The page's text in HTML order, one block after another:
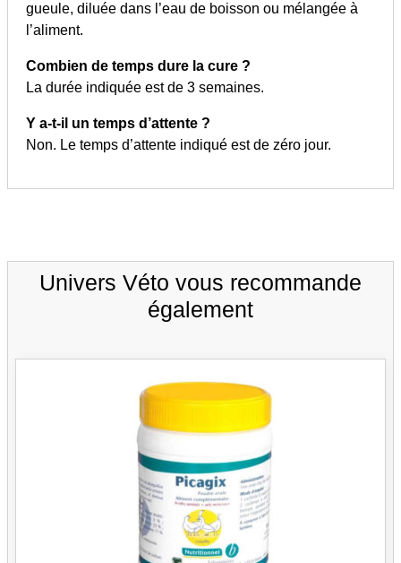
gueule, diluée dans l’eau de boisson ou mélangée à
l’aliment.
Combien de temps dure la cure ?
La durée indiquée est de 3 semaines.
Y a-t-il un temps d’attente ?
Non. Le temps d’attente indiqué est de zéro jour.
Univers Véto vous recommande
également